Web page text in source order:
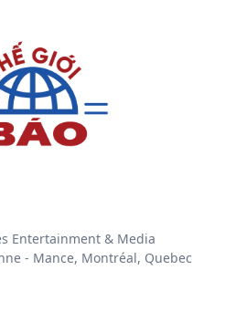
Entertainment & Media
- Mance, Montréal, Quebec